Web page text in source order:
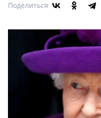
Афиша
Выставки
Пресс-
релизы
О
Metro
Стримы
Поделиться